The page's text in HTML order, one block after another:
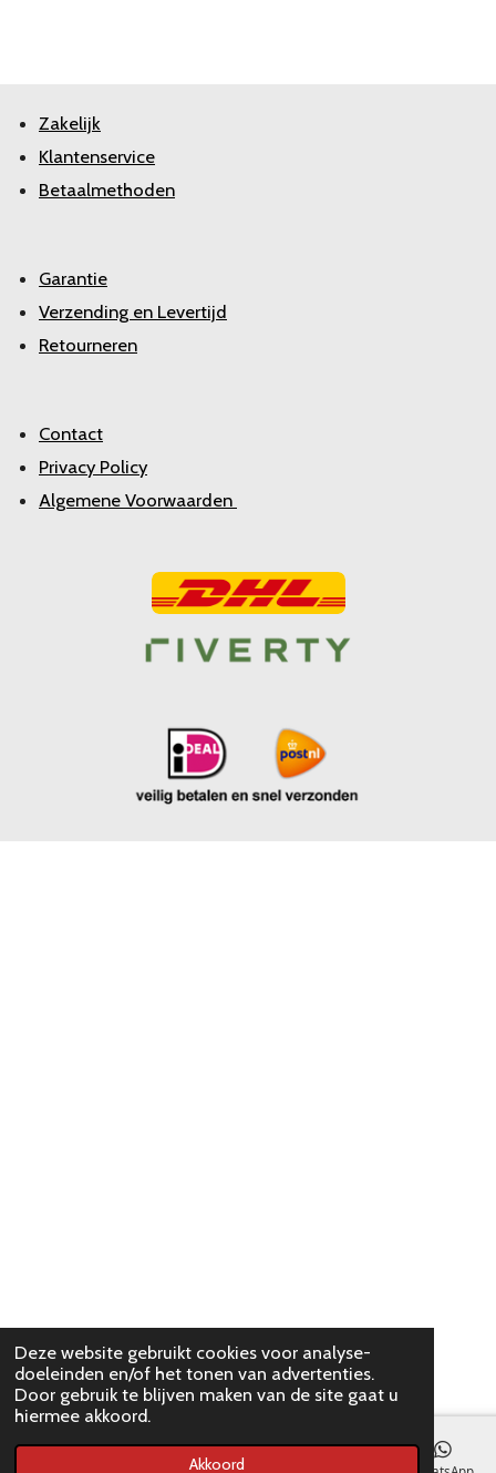
Deze website gebruikt cookies voor analyse-
doeleinden en/of het tonen van advertenties.
Door gebruik te blijven maken van de site gaat u
hiermee akkoord.
Akkoord
Zakelijk
Klantenservice
Betaalmethoden
Garantie
Verzending en Levertijd
Retourneren
Contact
Privacy Policy
Algemene Voorwaarden